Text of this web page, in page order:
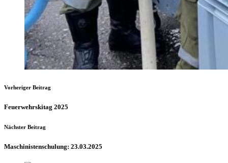
Vorheriger Beitrag
Feuerwehrskitag 2025
Nächster Beitrag
Maschinistenschulung: 23.03.2025